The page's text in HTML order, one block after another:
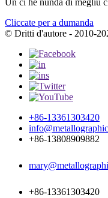
Cliccate per a dumanda
© Dritti d'autore - 2010-
+86-13361303420
+86-13808909882
+86-13361303420